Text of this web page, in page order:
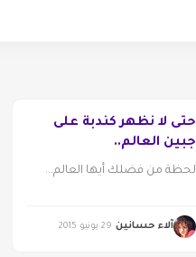
حتى لا نظهر كندبة على
جبين العالم..
لحظة من فضلك أيها العالم...
آلاء حسانين 29 يونيو 2015